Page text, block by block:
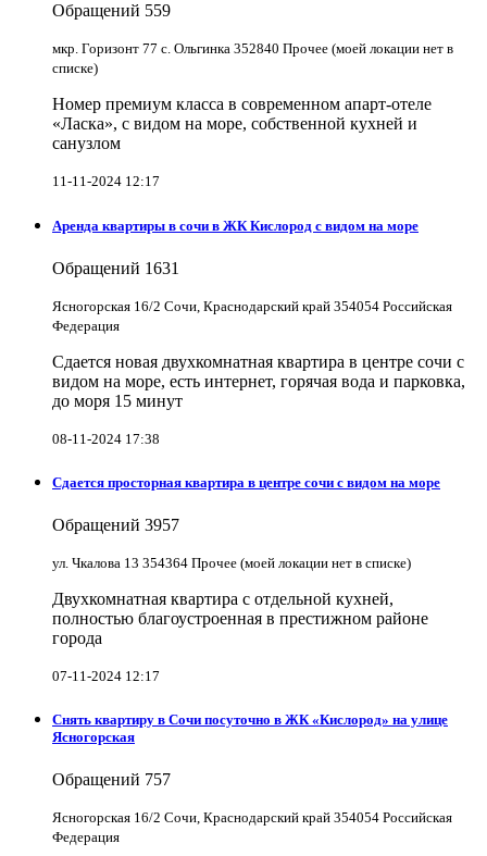
Обращений 559
мкр. Горизонт 77 с. Ольгинка 352840 Прочее (моей локации нет в
списке)
Номер премиум класса в современном апарт-отеле
«Ласка», с видом на море, собственной кухней и
санузлом
11-11-2024 12:17
Аренда квартиры в сочи в ЖК Кислород с видом на море
Обращений 1631
Ясногорская 16/2 Сочи, Краснодарский край 354054 Российская
Федерация
Сдается новая двухкомнатная квартира в центре сочи с
видом на море, есть интернет, горячая вода и парковка,
до моря 15 минут
08-11-2024 17:38
Сдается просторная квартира в центре сочи с видом на море
Обращений 3957
ул. Чкалова 13 354364 Прочее (моей локации нет в списке)
Двухкомнатная квартира с отдельной кухней,
полностью благоустроенная в престижном районе
города
07-11-2024 12:17
Снять квартиру в Cочи посуточно в ЖК «Кислород» на улице
Ясногорская
Обращений 757
Ясногорская 16/2 Сочи, Краснодарский край 354054 Российская
Федерация